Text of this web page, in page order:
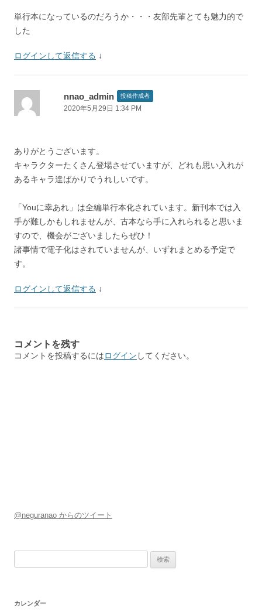
単行本になっているのだろうか・・・友部先輩とても魅力的で
した
ログインして返信する ↓
nnao_admin 投稿作成者
2020年5月29日 1:34 PM
ありがとうございます。
キャラクターたくさん登場させていますが、どれも思い入れが
あるキャラ達ばかりでうれしいです。
「Youに幸あれ」は全編単行本化されています。新刊本では入
手が難しかもしれませんが、古本なら手に入れられると思いま
すので、機会がございましたらぜひ！
諸事情で電子化はされていませんが、いずれまとめる予定で
す。
ログインして返信する ↓
コメントを残す
コメントを投稿するにはログイン してください。
@neguranao からのツイート
カレンダー